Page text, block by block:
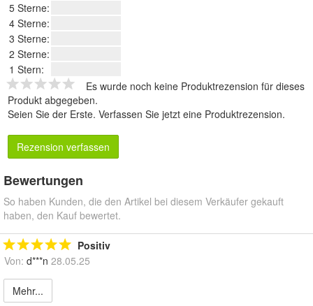
5 Sterne:
4 Sterne:
3 Sterne:
2 Sterne:
1 Stern:
Es wurde noch keine Produktrezension für dieses
Produkt abgegeben.
Seien Sie der Erste. Verfassen Sie jetzt eine Produktrezension.
Rezension verfassen
Bewertungen
So haben Kunden, die den Artikel bei diesem Verkäufer gekauft
haben, den Kauf bewertet.
Positiv
Von: d***n 28.05.25
Mehr...